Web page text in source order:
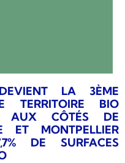
LA 3ÈME
TERRITOIRE BIO
AUX CÔTÉS DE
ET MONTPELLIER
DE SURFACES